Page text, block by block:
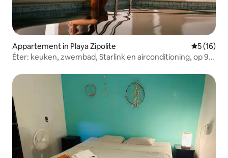
Appartement in Playa Zipolite
5 (16)
Éter: keuken, zwembad, Starlink en airconditioning, op 9